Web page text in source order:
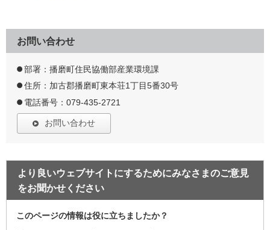
お問い合わせ
部署：播磨町住民協働部産業環境課
住所：加古郡播磨町東本荘1丁目5番30号
電話番号：079-435-2721
お問い合わせ
より良いウェブサイトにするためにみなさまのご意見
をお聞かせください
このページの情報は役に立ちましたか？